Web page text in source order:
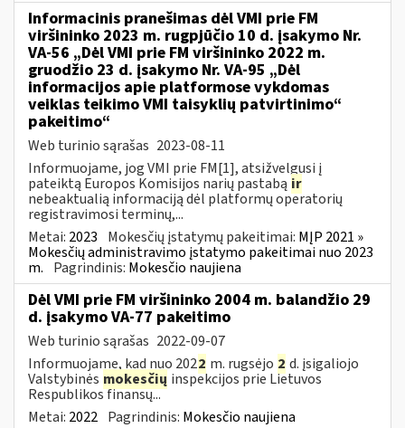
Informacinis pranešimas dėl VMI prie FM
viršininko 2023 m. rugpjūčio 10 d. įsakymo Nr.
VA-56 „Dėl VMI prie FM viršininko 2022 m.
gruodžio 23 d. įsakymo Nr. VA-95 „Dėl
informacijos apie platformose vykdomas
veiklas teikimo VMI taisyklių patvirtinimo“
pakeitimo“
Web turinio sąrašas 2023-08-11
Informuojame, jog VMI prie FM[1], atsižvelgusi į
pateiktą Europos Komisijos narių pastabą ir
nebeaktualią informaciją dėl platformų operatorių
registravimosi terminų,...
Metai: 2023 Mokesčių įstatymų pakeitimai: MĮP 2021 »
Mokesčių administravimo įstatymo pakeitimai nuo 2023
m. Pagrindinis: Mokesčio naujiena
Dėl VMI prie FM viršininko 2004 m. balandžio 29
d. įsakymo VA-77 pakeitimo
Web turinio sąrašas 2022-09-07
Informuojame, kad nuo 2022 m. rugsėjo 2 d. įsigaliojo
Valstybinės mokesčių inspekcijos prie Lietuvos
Respublikos finansų...
Metai: 2022 Pagrindinis: Mokesčio naujiena